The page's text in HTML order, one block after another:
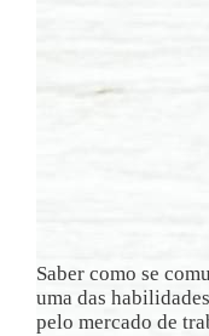
Saber como se
uma das
pelo mercado de